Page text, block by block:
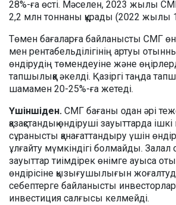
28%-ға өсті. Мәселен, 2023 жылы
2,2 млн тоннаны құрады (2022 жылы
Төмен бағаларға байланысты СМГ
мен рентабельділігінің артуы
өндірудің төмендеуіне және
тапшылыққа әкелді. Қазіргі таңда
шамамен 20-25%-ға жетеді.
Үшіншіден. СМГ бағаны одан әрі
қазақстандық өндіруші зауыттарда
сұранысты қанағаттандыру үшін
ұлғайту мүмкіндігі болмайды.
зауыттар тиімдірек өнімге ауыса
өндірісіне қызығушылығын
себептерге байланысты
инвестиция салғысы келмейді.